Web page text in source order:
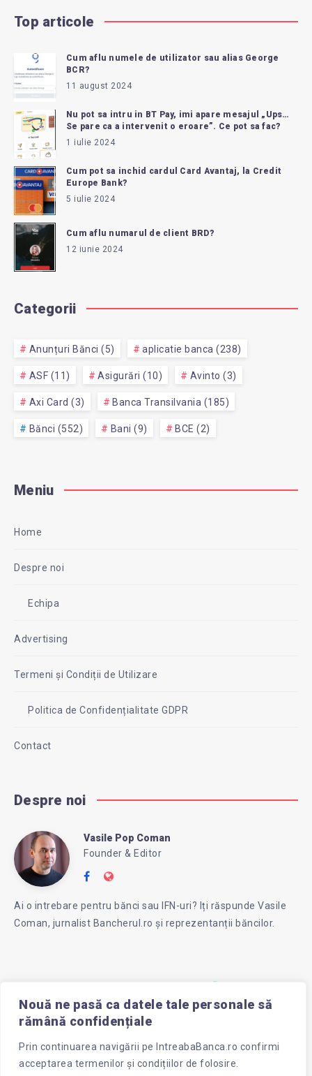
Nouă ne pasă ca datele tale personale să
rămână confidențiale
Prin continuarea navigării pe IntreabaBanca.ro confirmi
acceptarea termenilor și condițiilor de folosire.
Top articole
Cum aflu numele de utilizator sau alias George
BCR?
11 august 2024
Nu pot sa intru in BT Pay, imi apare mesajul „Ups…
Se pare ca a intervenit o eroare”. Ce pot sa fac?
1 iulie 2024
Cum pot sa inchid cardul Card Avantaj, la Credit
Europe Bank?
5 iulie 2024
Cum aflu numarul de client BRD?
12 iunie 2024
Categorii
Anunțuri Bănci (5) aplicatie banca (238)
ASF (11) Asigurări (10) Avinto (3)
Axi Card (3) Banca Transilvania (185)
Bănci (552) Bani (9) BCE (2)
Meniu
Home
Despre noi
Echipa
Advertising
Termeni și Condiții de Utilizare
Politica de Confidențialitate GDPR
Contact
Despre noi
Vasile
Pop
Vasile Pop Coman
Founder & Editor
Follow
on
Website:
Ai o intrebare pentru bănci sau IFN-uri? Iți răspunde Vasile
Coman, jurnalist Bancherul.ro și reprezentanții băncilor.